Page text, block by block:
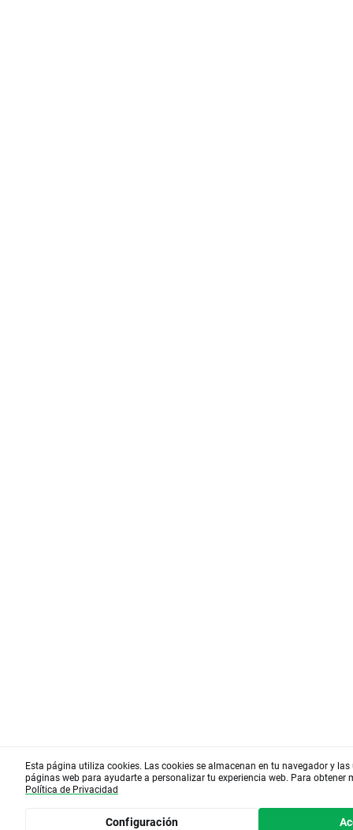
Esta página utiliza cookies. Las cookies se almacenan en tu navegador y
páginas web para ayudarte a personalizar tu experiencia web. Para obtener
Política de Privacidad
Configuración